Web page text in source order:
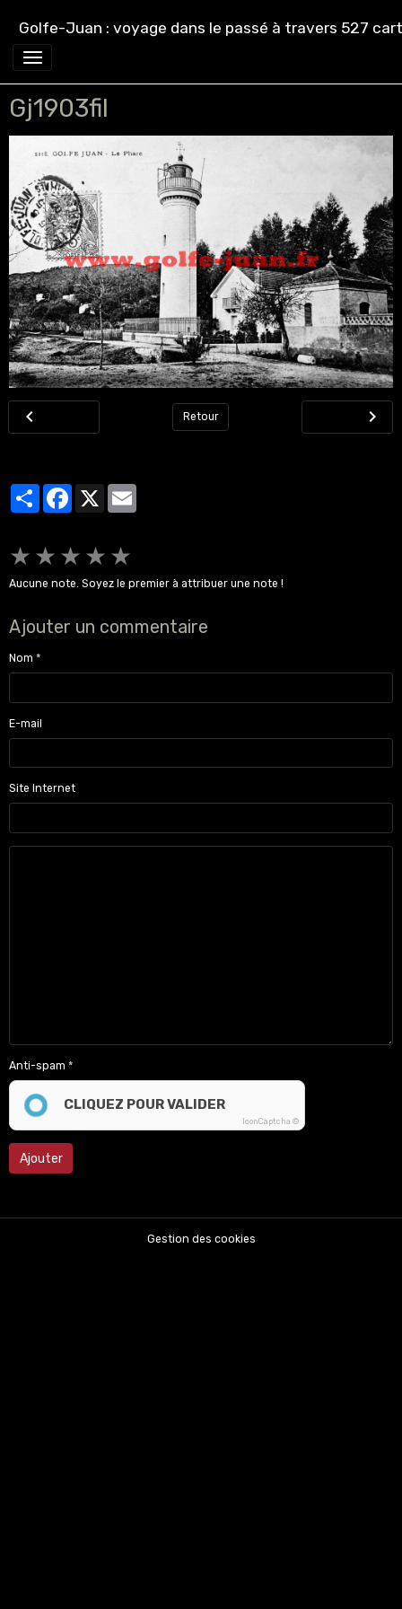
Golfe-Juan : voyage dans le passé à travers 527
Gj1903fil
Retour
PartagerFacebook
★ ★ ★ ★ ★
Aucune note. Soyez le premier à attribuer une note !
Ajouter un commentaire
Nom
E-mail
Site Internet
Anti-spam
CLIQUEZ POUR VALIDER
IconCaptcha ©
Ajouter
Gestion des cookies